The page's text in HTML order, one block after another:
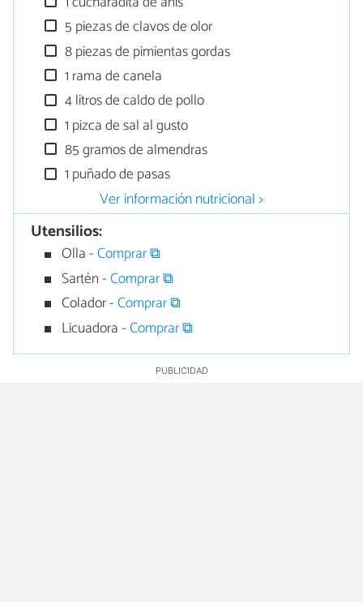
5 piezas de clavos de olor
8 piezas de pimientas gordas
1 rama de canela
4 litros de caldo de pollo
1 pizca de sal al gusto
85 gramos de almendras
1 puñado de pasas
Ver información nutricional >
Utensilios:
Olla -Comprar ⧉
Sartén -Comprar ⧉
Colador -Comprar ⧉
Licuadora -Comprar ⧉